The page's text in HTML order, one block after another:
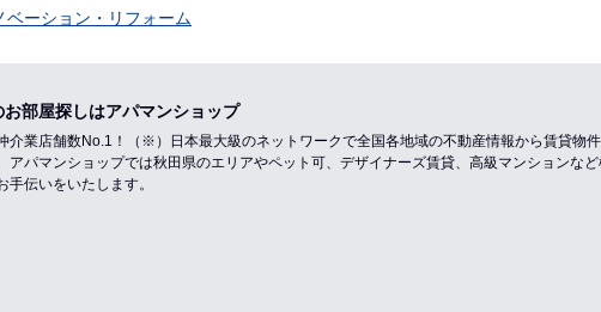
ベーション・リフォーム
お部屋探しはアパマンショップ
介業店舗数No.1！（※）日本最大級のネットワークで全国各地域の不動産情報から賃貸物
アパマンショップでは秋田県のエリアやペット可、デザイナーズ賃貸、高級マンションな
手伝いをいたします。